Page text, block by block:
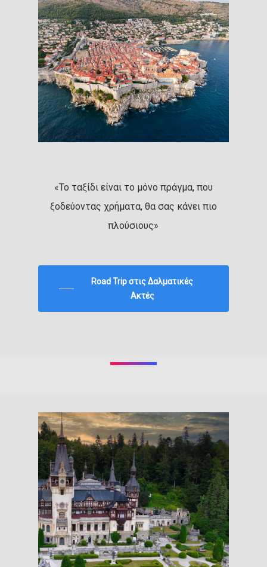
«Το ταξίδι είναι το μόνο πράγμα, που
ξοδεύοντας χρήματα, θα σας κάνει πιο
πλούσιους»
Road Trip στις Δαλματικές
Ακτές